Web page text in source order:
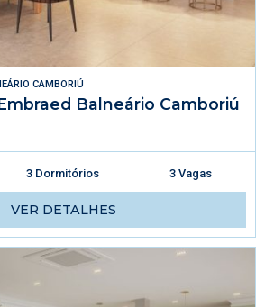
CAMBORIÚ
Balneário Camboriú
3 Dormitórios 3 Vagas
VER DETALHES